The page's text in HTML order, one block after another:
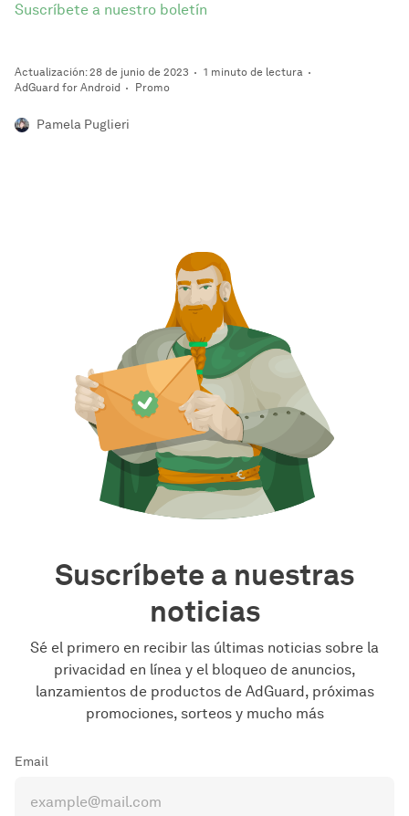
Suscríbete a nuestro boletín
Actualización: 28 de junio de 2023
1 minuto de lectura
AdGuard for Android
Promo
Pamela Puglieri
Suscríbete a nuestras
noticias
Sé el primero en recibir las últimas noticias sobre la
privacidad en línea y el bloqueo de anuncios,
lanzamientos de productos de AdGuard, próximas
promociones, sorteos y mucho más
Email